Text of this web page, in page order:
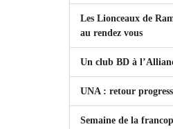
Les Lionceaux de
au rendez vous
Un club BD à
UNA : retour
Semaine de la